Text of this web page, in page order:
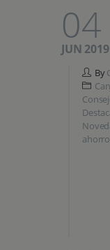
04
JUN 2019
By
ahorro